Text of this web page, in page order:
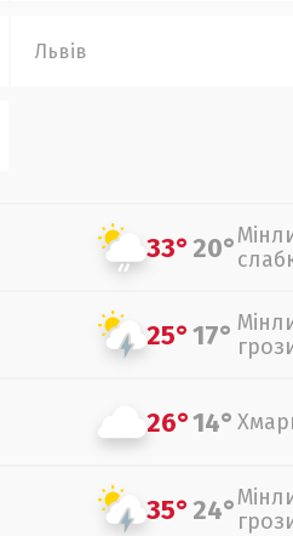
Львів
33°20°
25°17°
26°14°
35°24°